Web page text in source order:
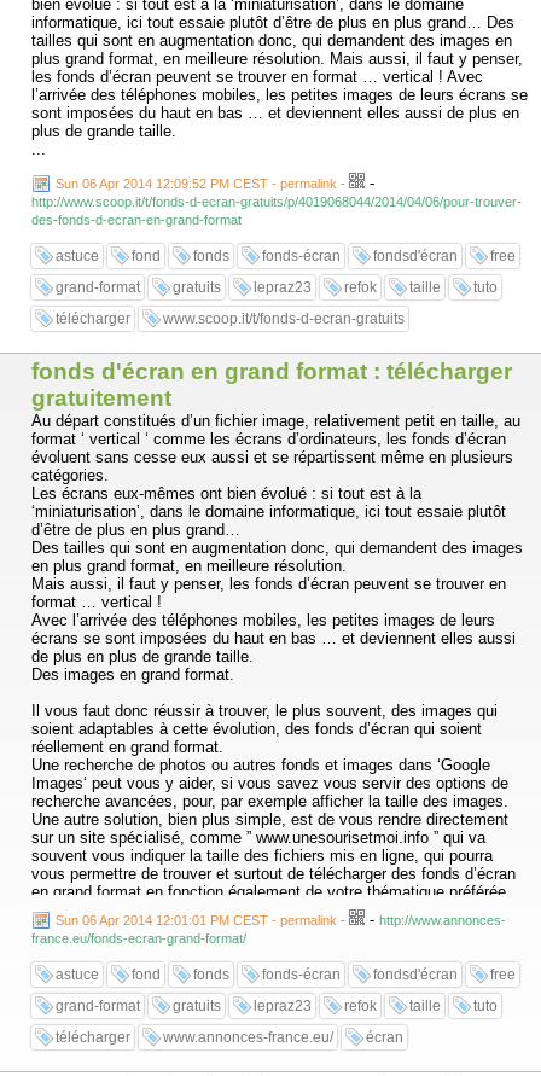
bien évolué : si tout est à la ‘miniaturisation’, dans le domaine
informatique, ici tout essaie plutôt d’être de plus en plus grand… Des
tailles qui sont en augmentation donc, qui demandent des images en
plus grand format, en meilleure résolution. Mais aussi, il faut y penser,
les fonds d’écran peuvent se trouver en format … vertical ! Avec
l’arrivée des téléphones mobiles, les petites images de leurs écrans se
sont imposées du haut en bas … et deviennent elles aussi de plus en
plus de grande taille.
...
Sun 06 Apr 2014 12:09:52 PM CEST - permalink - -
http://www.scoop.it/t/fonds-d-ecran-gratuits/p/4019068044/2014/04/06/pour-trouver-
des-fonds-d-ecran-en-grand-format
astuce fond fonds fonds-écran fondsd'écran
free
grand-format
gratuits lepraz23 refok taille
tuto
télécharger
www.scoop.it/t/fonds-d-ecran-gratuits
fonds d'écran en grand format : télécharger
gratuitement
Au départ constitués d’un fichier image, relativement petit en taille, au
format ‘ vertical ‘ comme les écrans d’ordinateurs, les fonds d’écran
évoluent sans cesse eux aussi et se répartissent même en plusieurs
catégories.
Les écrans eux-mêmes ont bien évolué : si tout est à la
‘miniaturisation’, dans le domaine informatique, ici tout essaie plutôt
d’être de plus en plus grand…
Des tailles qui sont en augmentation donc, qui demandent des images
en plus grand format, en meilleure résolution.
Mais aussi, il faut y penser, les fonds d’écran peuvent se trouver en
format … vertical !
Avec l’arrivée des téléphones mobiles, les petites images de leurs
écrans se sont imposées du haut en bas … et deviennent elles aussi
de plus en plus de grande taille.
Des images en grand format.
Il vous faut donc réussir à trouver, le plus souvent, des images qui
soient adaptables à cette évolution, des fonds d’écran qui soient
réellement en grand format.
Une recherche de photos ou autres fonds et images dans ‘Google
Images‘ peut vous y aider, si vous savez vous servir des options de
recherche avancées, pour, par exemple afficher la taille des images.
Une autre solution, bien plus simple, est de vous rendre directement
sur un site spécialisé, comme ” www.unesourisetmoi.info ” qui va
souvent vous indiquer la taille des fichiers mis en ligne, qui pourra
vous permettre de trouver et surtout de télécharger des fonds d’écran
en grand format en fonction également de votre thématique préférée.
Là vous aurez alors la possibilité de télécharger, gratuitement et sans
limites, tous les fonds qui vous plairont ET qui correspondront à peu
de choses près à la taille de ‘votre’ écran …
Sun 06 Apr 2014 12:01:01 PM CEST - permalink - - http://www.annonces-
france.eu/fonds-ecran-grand-format/
astuce fond fonds fonds-écran fondsd'écran
free
grand-format
gratuits lepraz23 refok taille
tuto
télécharger
www.annonces-france.eu/ écran